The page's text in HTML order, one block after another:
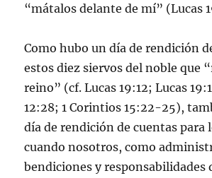
“mátalos delante de mí” (Lucas
Como hubo un día de rendición
estos diez siervos del noble que
reino” (cf. Lucas 19:12; Lucas
12:28; 1 Corintios 15:22-25),
día de rendición de cuentas para
cuando nosotros, como
bendiciones y responsabilidades